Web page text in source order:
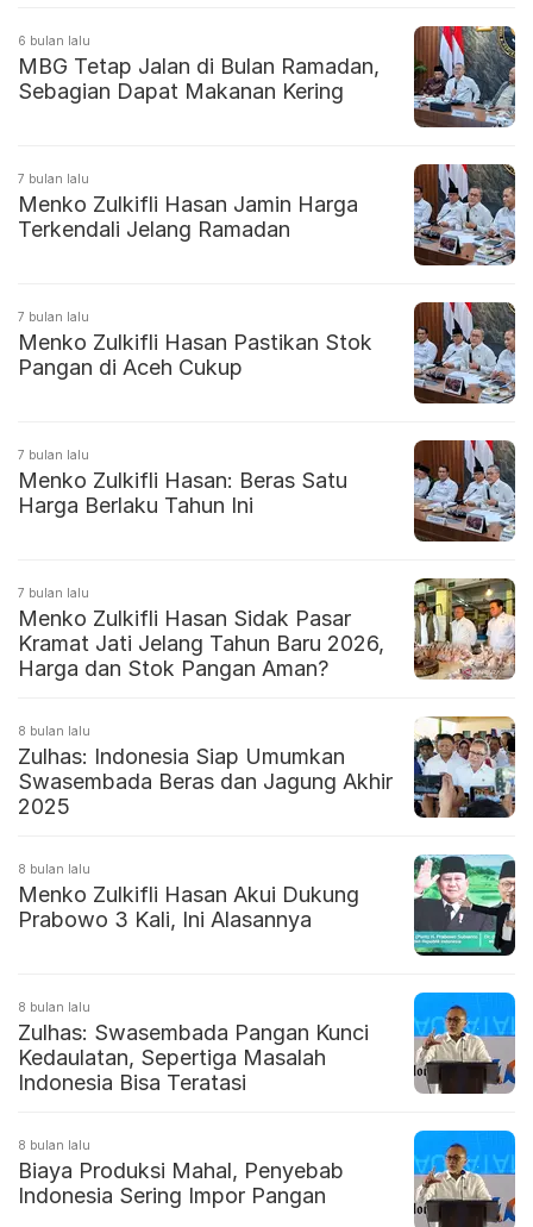
6 bulan lalu
MBG Tetap Jalan di Bulan Ramadan,
Sebagian Dapat Makanan Kering
7 bulan lalu
Menko Zulkifli Hasan Jamin Harga
Terkendali Jelang Ramadan
7 bulan lalu
Menko Zulkifli Hasan Pastikan Stok
Pangan di Aceh Cukup
7 bulan lalu
Menko Zulkifli Hasan: Beras Satu
Harga Berlaku Tahun Ini
7 bulan lalu
Menko Zulkifli Hasan Sidak Pasar
Kramat Jati Jelang Tahun Baru 2026,
Harga dan Stok Pangan Aman?
8 bulan lalu
Zulhas: Indonesia Siap Umumkan
Swasembada Beras dan Jagung Akhir
2025
8 bulan lalu
Menko Zulkifli Hasan Akui Dukung
Prabowo 3 Kali, Ini Alasannya
8 bulan lalu
Zulhas: Swasembada Pangan Kunci
Kedaulatan, Sepertiga Masalah
Indonesia Bisa Teratasi
8 bulan lalu
Biaya Produksi Mahal, Penyebab
Indonesia Sering Impor Pangan